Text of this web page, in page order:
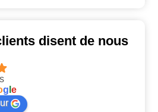
disent de nous
g le